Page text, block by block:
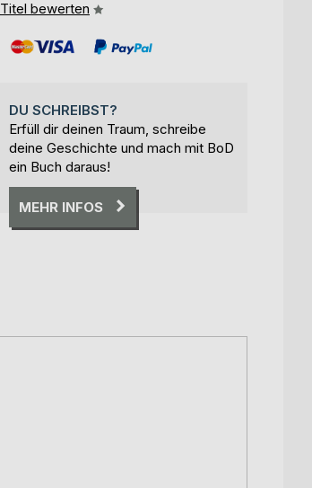
Titel bewerten
DU SCHREIBST?
Erfüll dir deinen Traum, schreibe
deine Geschichte und mach mit BoD
ein Buch daraus!
MEHR INFOS